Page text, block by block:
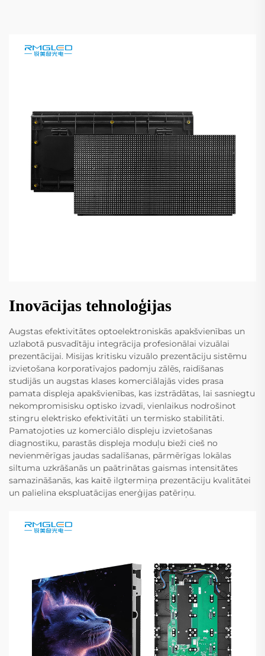
Inovācijas tehnoloģijas
Augstas efektivitātes optoelektroniskās apakšvienības un
uzlabotā pusvadītāju integrācija profesionālai vizuālai
prezentācijai. Misijas kritisku vizuālo prezentāciju sistēmu
izvietošana korporatīvajos padomju zālēs, raidīšanas
studijās un augstas klases komerciālajās vides prasa
pamata displeja apakšvienības, kas izstrādātas, lai sasniegtu
nekompromisisku optisko izvadi, vienlaikus nodrošinot
stingru elektrisko efektivitāti un termisko stabilitāti.
Pamatojoties uz komerciālo displeju izvietošanas
diagnostiku, parastās displeja moduļu bieži cieš no
nevienmērīgas jaudas sadalīšanas, pārmērīgas lokālas
siltuma uzkrāšanās un paātrinātas gaismas intensitātes
samazināšanās, kas kaitē ilgtermiņa prezentāciju kvalitātei
un palielina ekspluatācijas enerģijas patēriņu.